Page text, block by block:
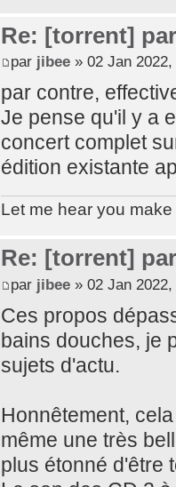
Re: [torrent]
par jibee» 02 Jan 2022,
par contre,
Je pense qu'il y a
concert complet
édition existante
Let me hear you
Re: [torrent]
par jibee» 02 Jan 2022,
Ces propos
bains douches, je
sujets d'actu.
Honnêtement,
même une très
plus étonné d'être